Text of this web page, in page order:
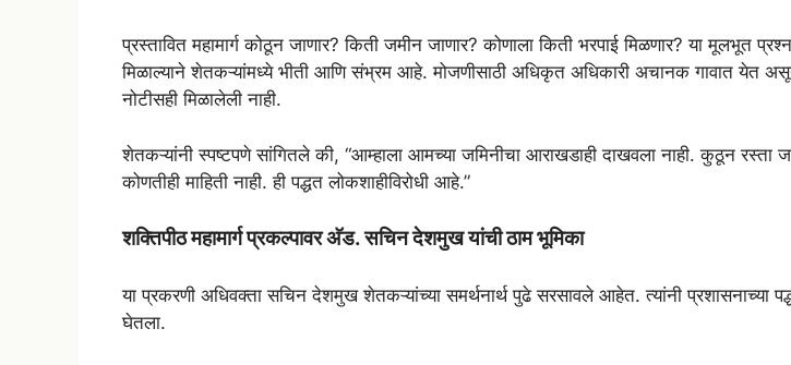
p
p
a
m
o
k
r
प्रस्तावित महामार्ग कोठून जाणार? किती जमीन जाणार? कोणाला किती भरपाई मिळणार? या मूलभूत
मिळाल्याने शेतकऱ्यांमध्ये भीती आणि संभ्रम आहे. मोजणीसाठी अधिकृत अधिकारी अचानक गावात येत
नोटीसही मिळालेली नाही.
शेतकऱ्यांनी स्पष्टपणे सांगितले की, “आम्हाला आमच्या जमिनीचा आराखडाही दाखवला नाही. कुठून रस्ता
कोणतीही माहिती नाही. ही पद्धत लोकशाहीविरोधी आहे.”
शक्तिपीठ महामार्ग प्रकल्पावर अ‍ॅड. सचिन देशमुख यांची ठाम भूमिका
या प्रकरणी अधिवक्ता सचिन देशमुख शेतकऱ्यांच्या समर्थनार्थ पुढे सरसावले आहेत. त्यांनी प्रशासनाच्या
घेतला.